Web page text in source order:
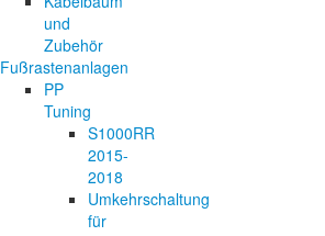
und
Zubehör
Fußrastenanlagen
PP
Tuning
S1000RR
2015-
2018
Umkehrschaltung
für